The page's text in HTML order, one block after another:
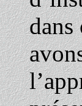
dans